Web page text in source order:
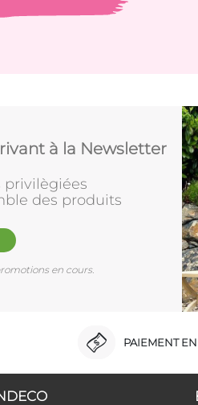
à la Newsletter
privilègiées
des produits
en cours.
PAIEMENT